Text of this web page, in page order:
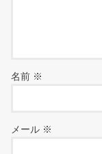
名前 ※
メール ※